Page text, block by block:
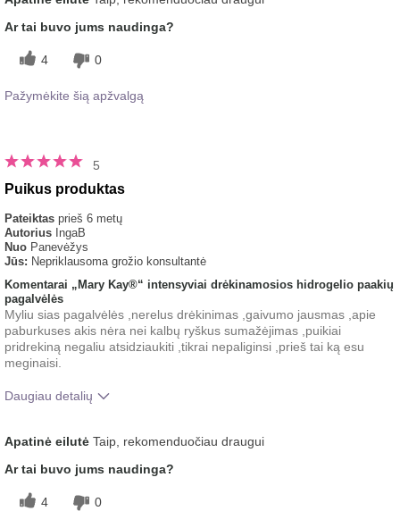
produkto naudojimo?
Ar tai buvo jums naudinga?
4 0
Pažymėkite šią apžvalgą
5
Puikus produktas
Pateiktas prieš 6 metų
Autorius IngaB
Nuo Panevėžys
Jūs: Nepriklausoma grožio konsultantė
Komentarai „Mary Kay®“ intensyviai drėkinamosios hidrogelio paakių
pagalvėlės
Myliu sias pagalvėlės ,nerelus drėkinimas ,gaivumo jausmas ,apie
paburkuses akis nėra nei kalbų ryškus sumažėjimas ,puikiai
pridrekiną negaliu atsidziaukiti ,tikrai nepaliginsi ,prieš tai ką esu
meginaisi.
Daugiau detalių
po šio produkto naudojimo?
Malonus pojūtis ant odos
Apatinė eilutė Taip, rekomenduočiau draugui
Ar tai buvo jums naudinga?
4 0